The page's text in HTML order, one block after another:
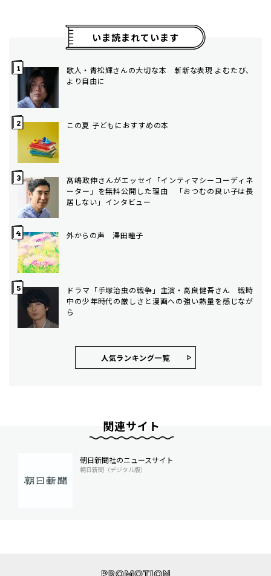
いま読まれています
歌人・青松輝さんの大切な本 斬新な表現 よむたび、
より自由に
この夏 子どもにおすすめの本
髙嶋政伸さんがエッセイ「インティマシーコーディネ
ーター」を無料公開した理由 「おつむの良い子は長
居しない」インタビュー
外からの声 澤田瞳子
ドラマ「手塚治虫の戦争」主演・高良健吾さん 戦時
中の少年時代の厳しさと漫画への強い熱量を感じなが
ら
人気ランキング⼀覧
関連サイト
朝日新聞社のニュースサイト
朝日新聞（デジタル版）